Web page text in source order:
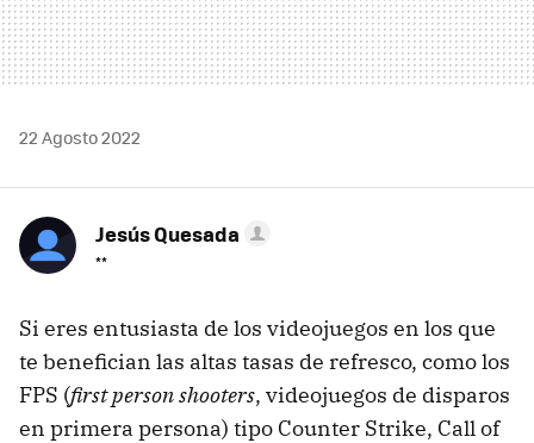
22 Agosto 2022
Jesús Quesada
**
Si eres entusiasta de los videojuegos en los que
te benefician las altas tasas de refresco, como los
FPS (first person shooters, videojuegos de disparos
en primera persona) tipo Counter Strike, Call of